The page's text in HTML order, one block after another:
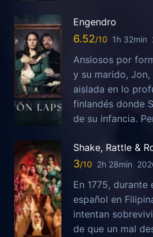
Engendro
6.52 1h 32min
Ansiosos por
y su marido, Jon,
aislada en lo
finlandés donde
de su infancia.
Shake, Rattle &
3 2h 28min
En 1775,
español en
intentan
de que un mal